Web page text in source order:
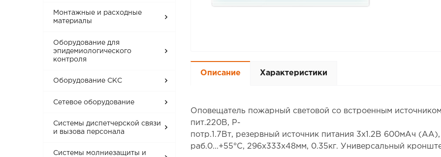
Монтажные и расходные
материалы
Оборудование для
эпидемиологического
контроля
Оборудование СКС
Сетевое оборудование
Системы диспетчерской связи
и вызова персонала
Системы молниезащиты и
Описание Характеристики
Оповещатель пожарный световой со встроенным
пит.220В, P-
потр.1.7Вт, резервный источник питания 3х1.2В 600мАч
раб.0...+55°С, 296х333х48мм, 0.35кг. Универсальный